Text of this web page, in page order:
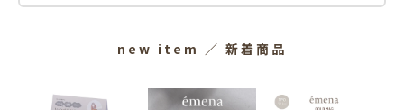
new item ／ 新着商品